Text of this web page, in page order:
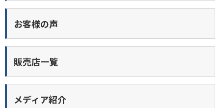
お客様の声
販売店一覧
メディア紹介